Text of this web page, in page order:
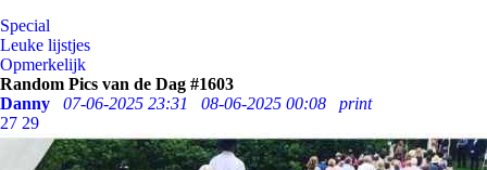
Special
Leuke lijstjes
Opmerkelijk
Random Pics van de Dag #1603
Danny
07-06-2025 23:31 08-06-2025 00:08
print
27 29